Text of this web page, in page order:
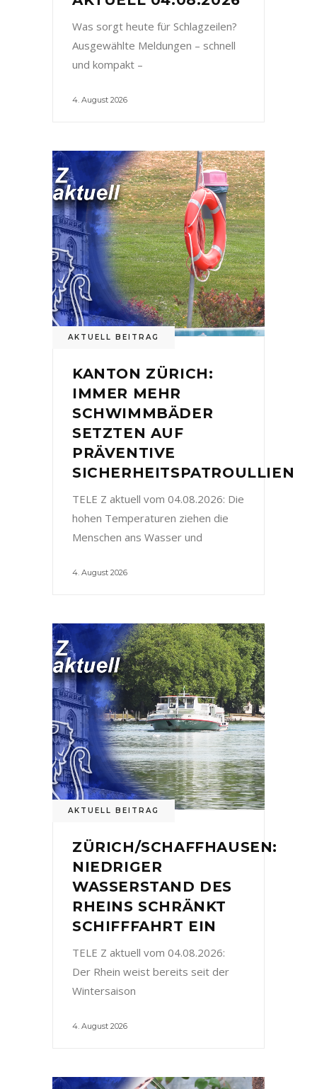
Was sorgt heute für Schlagzeilen?
Ausgewählte Meldungen – schnell
und kompakt –
4. August 2026
AKTUELL BEITRAG
KANTON ZÜRICH:
IMMER MEHR
SCHWIMMBÄDER
SETZTEN AUF
PRÄVENTIVE
SICHERHEITSPATROULLIEN
TELE Z aktuell vom 04.08.2026: Die
hohen Temperaturen ziehen die
Menschen ans Wasser und
4. August 2026
AKTUELL BEITRAG
ZÜRICH/SCHAFFHAUSEN:
NIEDRIGER
WASSERSTAND DES
RHEINS SCHRÄNKT
SCHIFFFAHRT EIN
TELE Z aktuell vom 04.08.2026:
Der Rhein weist bereits seit der
Wintersaison
4. August 2026